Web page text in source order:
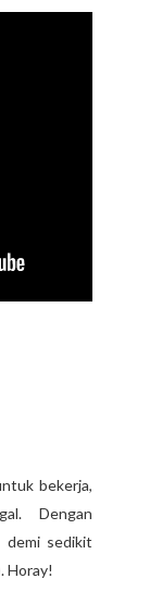
bekerja,
Dengan
demi sedikit
Horay!